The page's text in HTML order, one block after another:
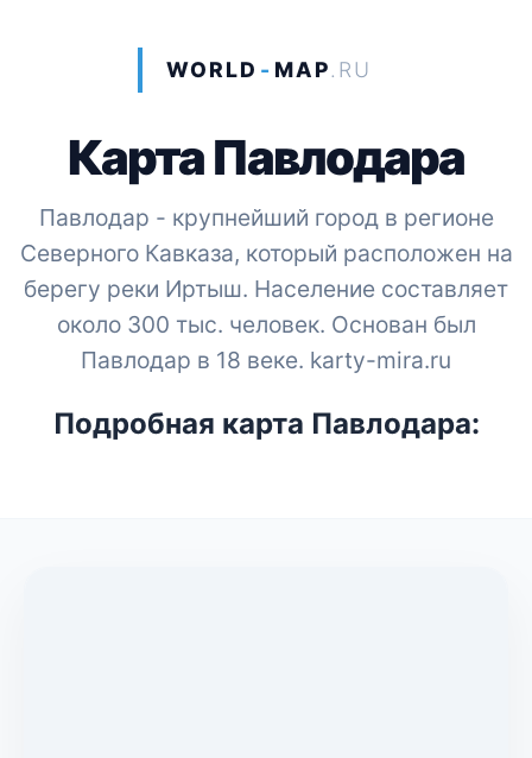
WORLD - MAP.RU
Карта Павлодара
Павлодар - крупнейший город в регионе
Северного Кавказа, который расположен на
берегу реки Иртыш. Население составляет
около 300 тыс. человек. Основан был
Павлодар в 18 веке. karty-mira.ru
Подробная карта Павлодара: